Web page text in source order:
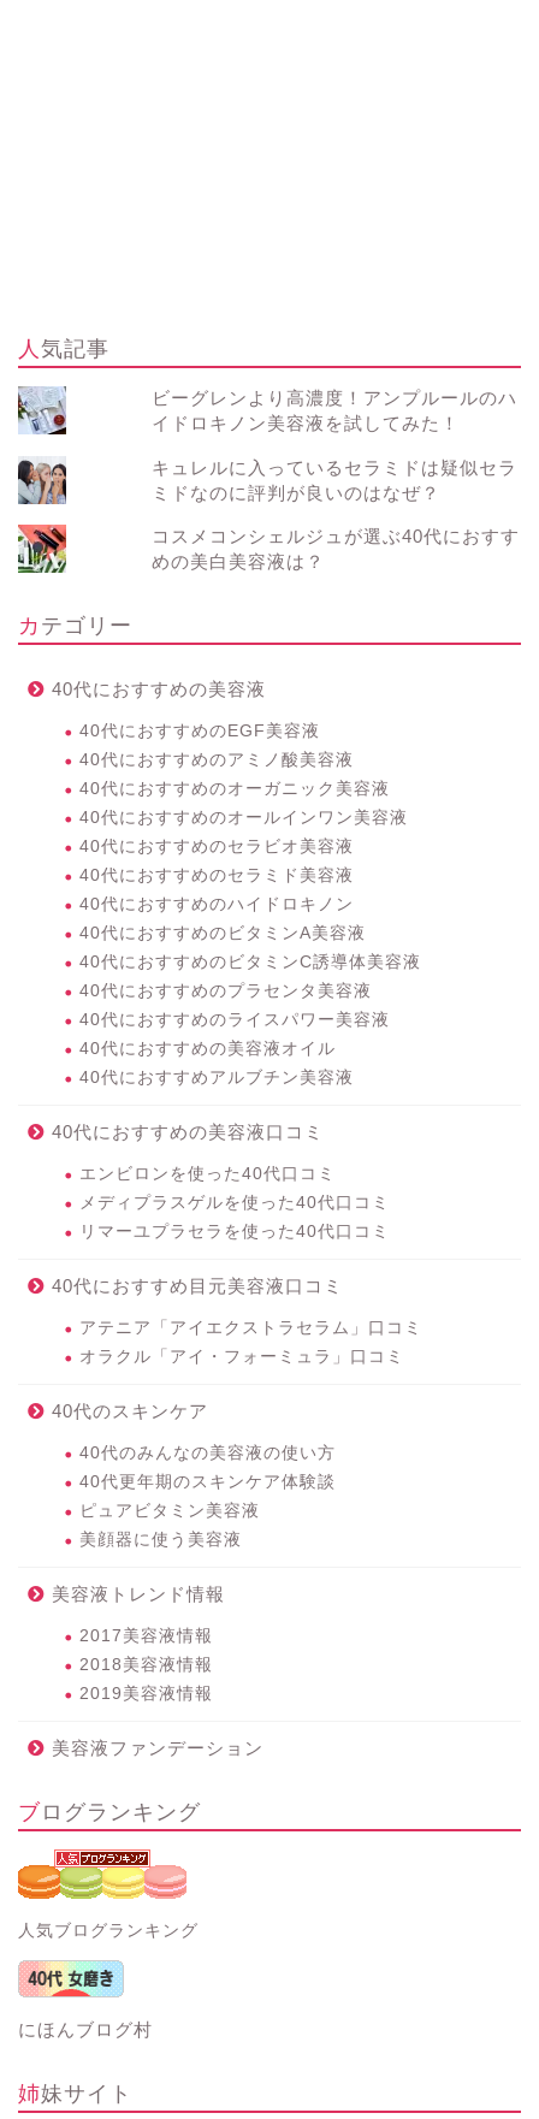
人気記事
ビーグレンより高濃度！アンプルールのハ
イドロキノン美容液を試してみた！
キュレルに入っているセラミドは疑似セラ
ミドなのに評判が良いのはなぜ？
コスメコンシェルジュが選ぶ40代におすす
めの美白美容液は？
カテゴリー
40代におすすめの美容液
40代におすすめのEGF美容液
40代におすすめのアミノ酸美容液
40代におすすめのオーガニック美容液
40代におすすめのオールインワン美容液
40代におすすめのセラビオ美容液
40代におすすめのセラミド美容液
40代におすすめのハイドロキノン
40代におすすめのビタミンA美容液
40代におすすめのビタミンC誘導体美容液
40代におすすめのプラセンタ美容液
40代におすすめのライスパワー美容液
40代におすすめの美容液オイル
40代におすすめアルブチン美容液
40代におすすめの美容液口コミ
エンビロンを使った40代口コミ
メディプラスゲルを使った40代口コミ
リマーユプラセラを使った40代口コミ
40代におすすめ目元美容液口コミ
アテニア「アイエクストラセラム」口コミ
オラクル「アイ・フォーミュラ」口コミ
40代のスキンケア
40代のみんなの美容液の使い方
40代更年期のスキンケア体験談
ピュアビタミン美容液
美顔器に使う美容液
美容液トレンド情報
2017美容液情報
2018美容液情報
2019美容液情報
美容液ファンデーション
ブログランキング
人気ブログランキング
にほんブログ村
姉妹サイト